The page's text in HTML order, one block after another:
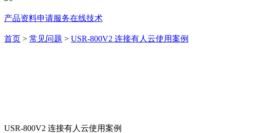
产品资料申请服务在线技术
首页 > 常见问题 > USR-800V2 连接有人云使用案例
USR-800V2 连接有人云使用案例